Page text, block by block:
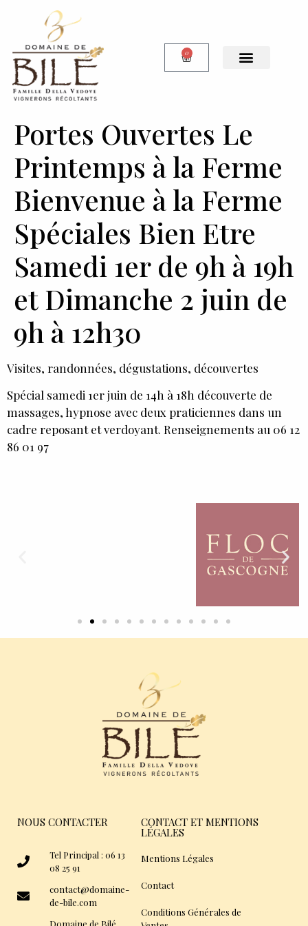
0
Portes Ouvertes Le
Printemps à la Ferme
Bienvenue à la Ferme
Spéciales Bien Etre
Samedi 1er de 9h à 19h
et Dimanche 2 juin de
9h à 12h30
Visites, randonnées, dégustations, découvertes
Spécial samedi 1er juin de 14h à 18h découverte de
massages, hypnose avec deux praticiennes dans un
cadre reposant et verdoyant. Renseignements au 06 12
86 01 97
NOUS CONTACTER
Tel Principal : 06 13
08 25 91
contact@domaine-
de-bile.com
Domaine de Bilé
CONTACT ET MENTIONS
LÉGALES
Mentions Légales
Contact
Conditions Générales de